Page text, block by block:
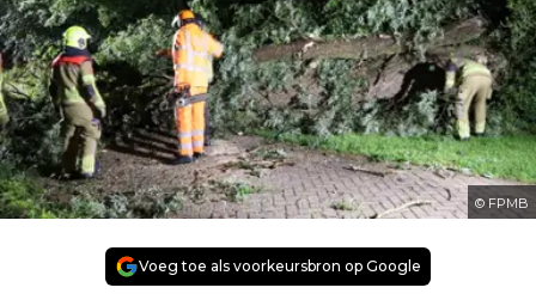
© FPMB
Voeg toe als voorkeursbron op Google